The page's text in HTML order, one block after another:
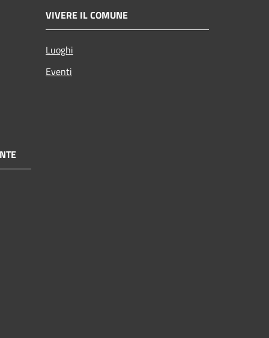
VIVERE IL COMUNE
Luoghi
Eventi